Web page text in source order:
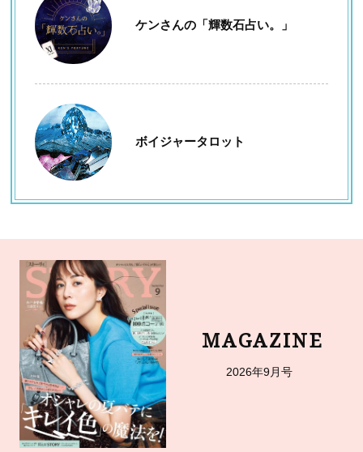
ケンさんの「輝数石占い。」
ボイジャータロット
MAGAZINE
2026年9月号